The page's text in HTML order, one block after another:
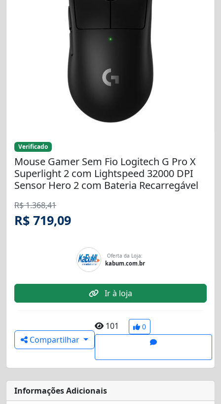
Verificado
Mouse Gamer Sem Fio Logitech G Pro X
Superlight 2 com Lightspeed 32000 DPI
Sensor Hero 2 com Bateria Recarregável
R$ 1.368,41
R$ 719,09
Oferta da Loja:
kabum.com.br
Ir à loja
Compartilhar
101 0
Informações Adicionais